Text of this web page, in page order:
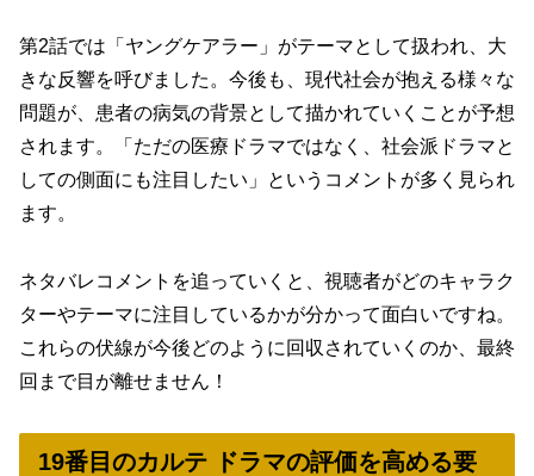
第2話では「ヤングケアラー」がテーマとして扱われ、大
きな反響を呼びました。今後も、現代社会が抱える様々な
問題が、患者の病気の背景として描かれていくことが予想
されます。「ただの医療ドラマではなく、社会派ドラマと
しての側面にも注目したい」というコメントが多く見られ
ます。
ネタバレコメントを追っていくと、視聴者がどのキャラク
ターやテーマに注目しているかが分かって面白いですね。
これらの伏線が今後どのように回収されていくのか、最終
回まで目が離せません！
19番目のカルテ ドラマの評価を高める要